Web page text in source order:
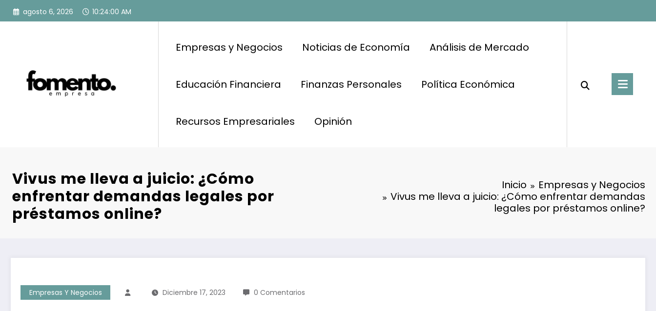
Saltar
agosto 6, 2026 10:24:01 AM
Empresas y Negocios Noticias de Economía Análisis de Mercado
Educación Financiera Finanzas Personales Política Económica
Recursos Empresariales Opinión
Vivus me lleva a juicio: ¿Cómo
enfrentar demandas legales por
préstamos online?
Inicio
Empresas y Negocios
Vivus me lleva a juicio: ¿Cómo enfrentar demandas
legales por préstamos online?
Empresas Y Negocios Diciembre 17, 2023 0 Comentarios